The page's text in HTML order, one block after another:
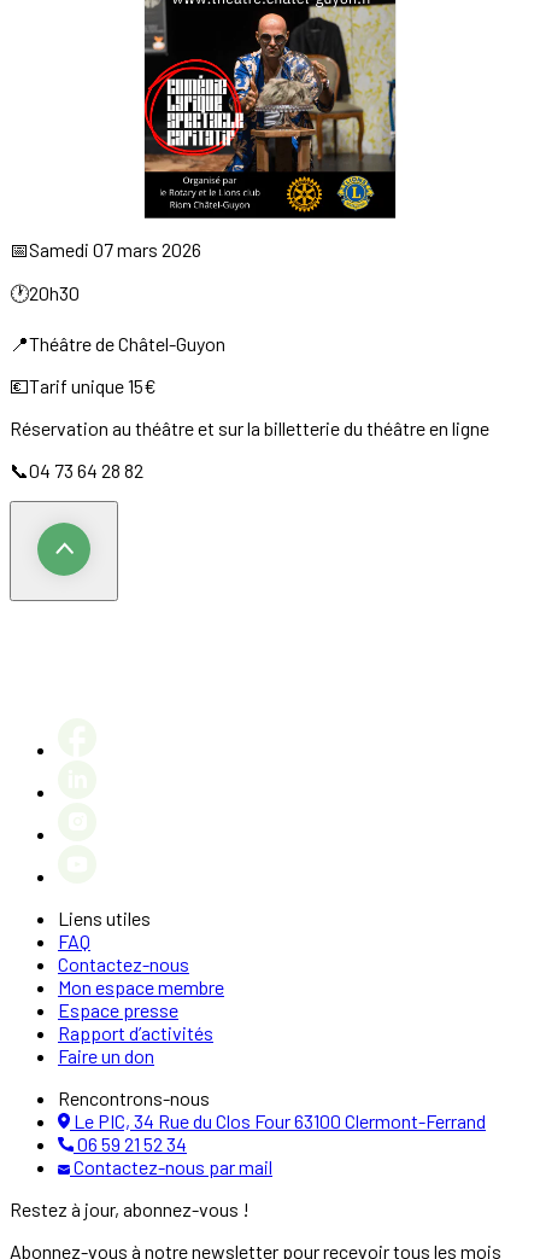
📅Samedi 07 mars 2026
🕐20h30
📍Théâtre de Châtel-Guyon
💶Tarif unique 15€
Réservation au théâtre et sur la billetterie du théâtre en ligne
📞04 73 64 28 82
Liens utiles
FAQ
Contactez-nous
Mon espace membre
Espace presse
Rapport d’activités
Faire un don
Rencontrons-nous
Le PIC, 34 Rue du Clos Four 63100 Clermont-Ferrand
06 59 21 52 34
Contactez-nous par mail
Restez à jour, abonnez-vous !
Abonnez-vous à notre newsletter pour recevoir tous les mois